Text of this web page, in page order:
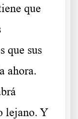
que
que sus
ahora.
lejano. Y